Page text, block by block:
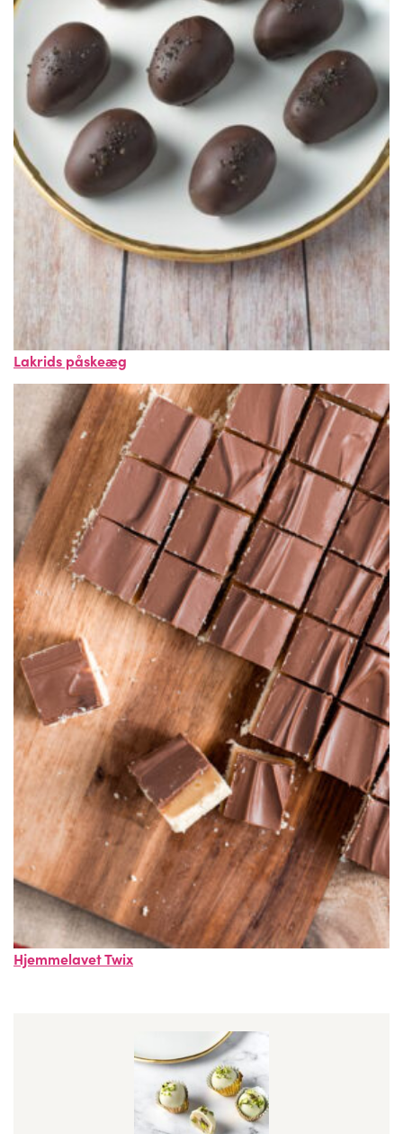
Lakrids påskeæg
Hjemmelavet Twix